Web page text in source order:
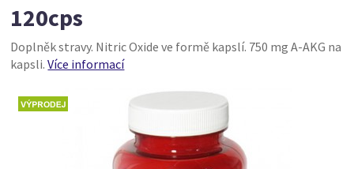
120cps
Doplněk stravy. Nitric Oxide ve formě kapslí. 750 mg A-AKG na
kapsli.Více informací